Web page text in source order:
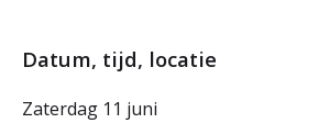
Datum, tijd, locatie
Zaterdag 11 juni